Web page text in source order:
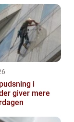
...
i
giver mere